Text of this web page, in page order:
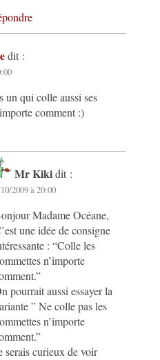
dit :
un qui colle aussi ses
comment :)
Mr Kiki dit :
2009 à 20:00
Madame Océane,
une idée de consigne
: “Colle les
n’importe
pourrait aussi essayer la
” Ne colle pas les
n’importe
serais curieux de voir